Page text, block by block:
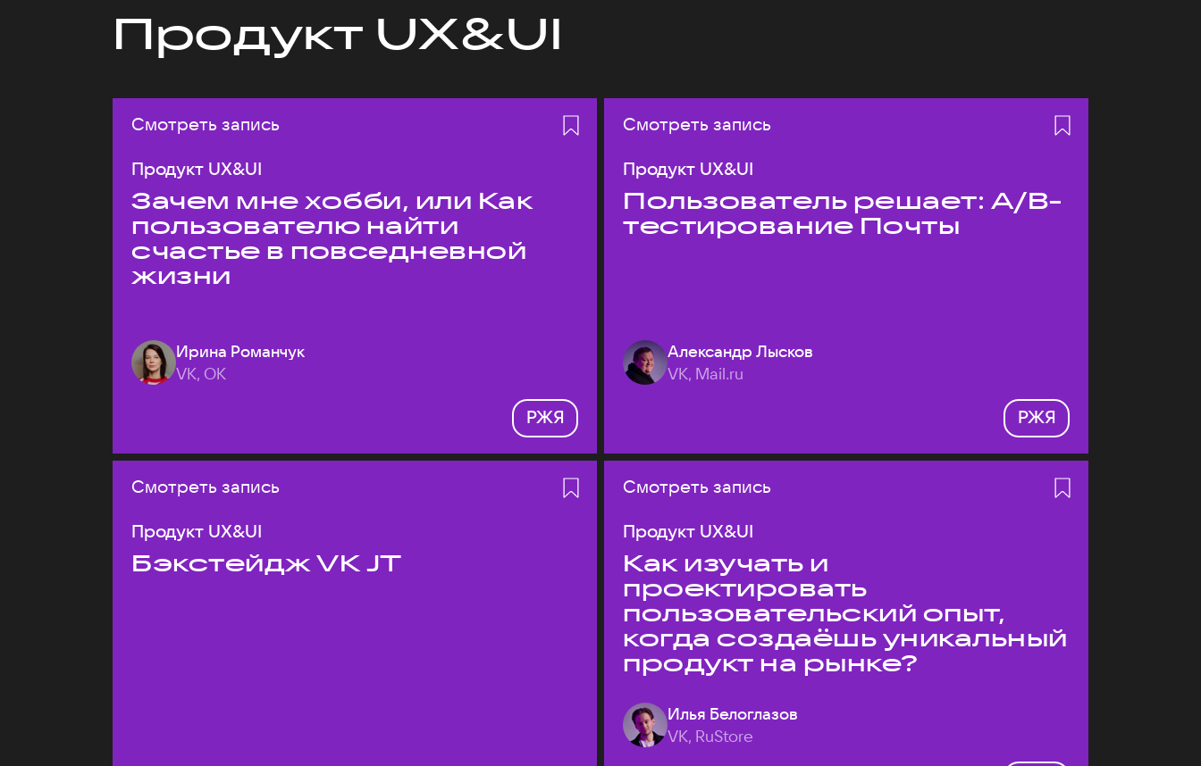
Продукт UX&UI
Смотреть запись
Продукт UX&UI
Зачем мне хобби, или Как
пользователю найти
счастье в повседневной
жизни
Ирина Романчук
VK, ОК
РЖЯ
Смотреть запись
Продукт UX&UI
Пользователь решает: A/B-
тестирование Почты
Александр Лысков
VK, Mail.ru
РЖЯ
Смотреть запись
Продукт UX&UI
Бэкстейдж VK JT
Смотреть запись
Продукт UX&UI
Как изучать и
проектировать
пользовательский опыт,
когда создаёшь уникальный
продукт на рынке?
Илья Белоглазов
VK, RuStore